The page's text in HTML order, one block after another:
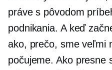
práve s pôvodom
podnikania. A keď
ako, prečo, sme veľmi
počujeme. Ako presne